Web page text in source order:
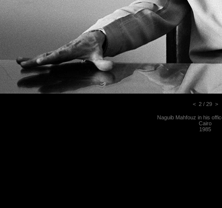
< 2 / 29 >
Naguib Mahfouz in his
Cairo
1985